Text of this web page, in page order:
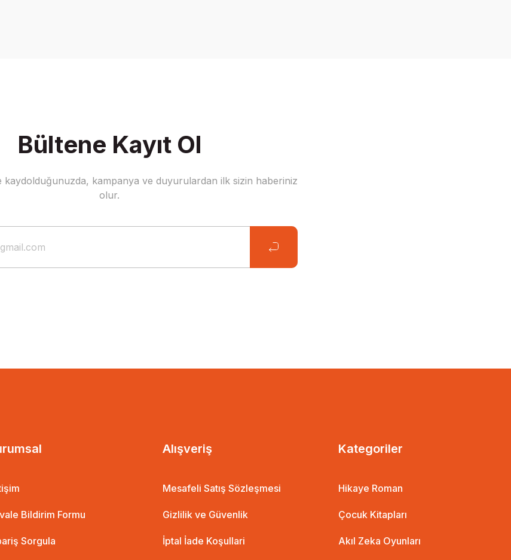
Bültene Kayıt Ol
kaydolduğunuzda, kampanya ve duyurulardan ilk sizin haberiniz
olur.
Bildirim Formu
Sorgula
Alışveriş
Mesafeli Satış Sözleşmesi
Gizlilik ve Güvenlik
İptal İade Koşullari
Kategoriler
Hikaye Roman
Çocuk Kitapları
Akıl Zeka Oyunları